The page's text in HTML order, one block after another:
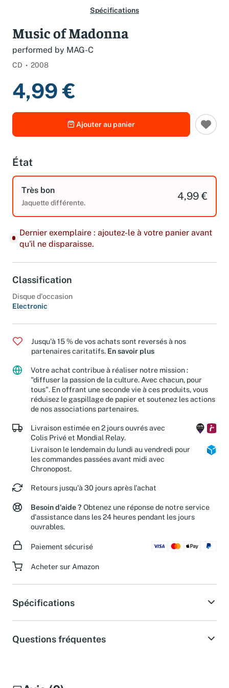
Spécifications
Music of Madonna
performed by MAG-C
CD 2008
4,99 €
Ajouter au panier
État
Très bon
Jaquette différente.
4,99 €
Dernier exemplaire : ajoutez-le à votre panier avant
qu'il ne disparaisse.
Classification
Disque d'occasion
Electronic
Jusqu'à 15 % de vos achats sont reversés à nos
partenaires caritatifs. En savoir plus
Votre achat contribue à réaliser notre mission :
"diffuser la passion de la culture. Avec chacun, pour
tous". En offrant une seconde vie à ces produits, vous
réduisez le gaspillage de papier et soutenez les actions
de nos associations partenaires.
Livraison estimée en 2 jours ouvrés avec
Colis Privé et Mondial Relay.
Livraison le lendemain du lundi au vendredi pour
les commandes passées avant midi avec
Chronopost.
Retours jusqu'à 30 jours après l'achat
Besoin d'aide ? Obtenez une réponse de notre service
d'assistance dans les 24 heures pendant les jours
ouvrables.
Paiement sécurisé
Acheter sur Amazon
Spécifications
Questions fréquentes